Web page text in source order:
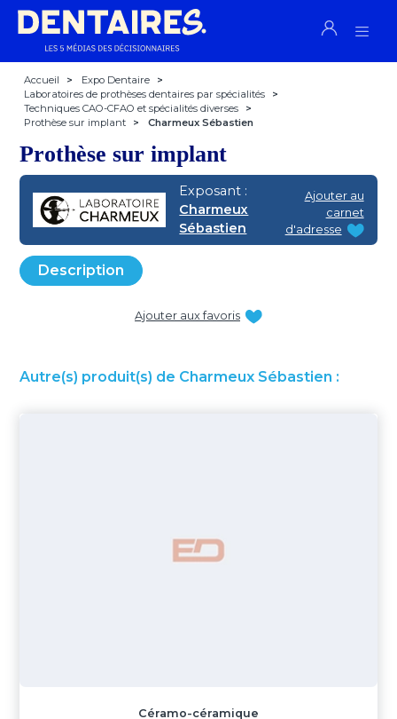
Accueil > Expo Dentaire
>
Laboratoires de prothèses dentaires par spécialités
>
Techniques CAO-CFAO et spécialités diverses
>
Prothèse sur implant
> Charmeux Sébastien
Prothèse sur implant
Exposant :
Charmeux
Sébastien
Ajouter au
carnet
d'adresse
Description
Ajouter aux favoris
Autre(s) produit(s) de Charmeux Sébastien :
Céramo-céramique